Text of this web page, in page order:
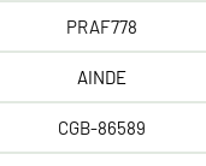
PRAF778
AINDE
CGB-86589